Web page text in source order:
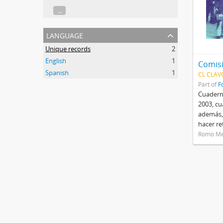
...
language
Unique records
2
English
1
Spanish
1
CL
Part of
2003,
hacer
Romo